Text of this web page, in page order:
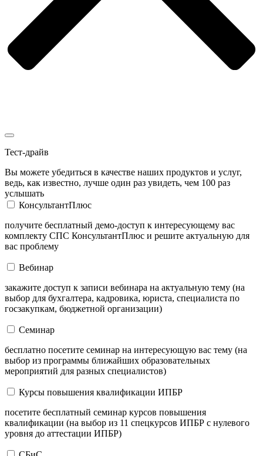
Тест-драйв
Вы можете убедиться в качестве наших продуктов и услуг,
ведь, как известно, лучше один раз увидеть, чем 100 раз
услышать
КонсультантПлюс
получите бесплатный демо-доступ к интересующему вас
комплекту СПС КонсультантПлюс и решите актуальную для
вас проблему
Вебинар
закажите доступ к записи вебинара на актуальную тему (на
выбор для бухгалтера, кадровика, юриста, специалиста по
госзакупкам, бюджетной организации)
Семинар
бесплатно посетите семинар на интересующую вас тему (на
выбор из программы ближайших образовательных
мероприятий для разных специалистов)
Курсы повышения квалификации ИПБР
посетите бесплатный семинар курсов повышения
квалификации (на выбор из 11 спецкурсов ИПБР с нулевого
уровня до аттестации ИПБР)